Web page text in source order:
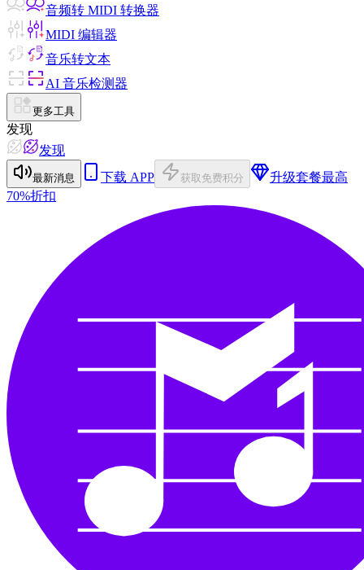
音频转 MIDI 转换器
MIDI 编辑器
音乐转文本
AI 音乐检测器
更多工具
发现
发现
最新消息 下载 APP 获取免费积分 升级套餐最高
70%折扣